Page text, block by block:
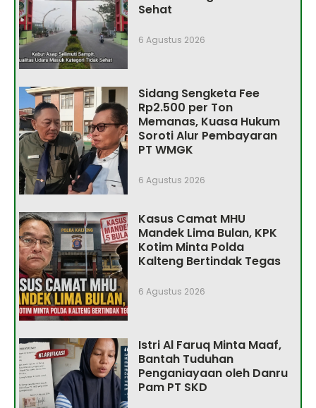
Sehat
6 Agustus 2026
Sidang Sengketa Fee
Rp2.500 per Ton
Memanas, Kuasa Hukum
Soroti Alur Pembayaran
PT WMGK
6 Agustus 2026
Kasus Camat MHU
Mandek Lima Bulan, KPK
Kotim Minta Polda
Kalteng Bertindak Tegas
6 Agustus 2026
Istri Al Faruq Minta Maaf,
Bantah Tuduhan
Penganiayaan oleh Danru
Pam PT SKD